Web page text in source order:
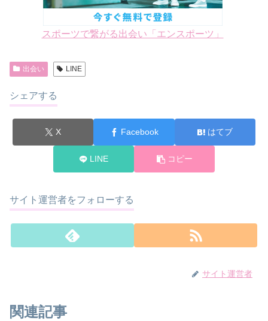
スポーツで繋がる出会い「エンスポーツ」
出会い LINE
シェアする
X Facebook はてブ
LINE コピー
サイト運営者をフォローする
サイト運営者
関連記事